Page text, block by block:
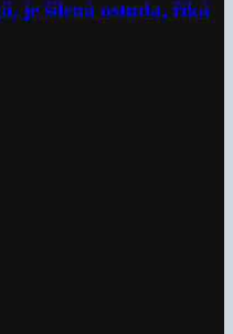
je šílená ostuda, říká